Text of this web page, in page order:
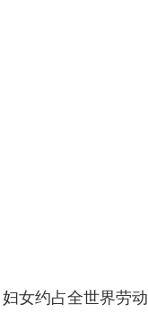
女约占全世界劳动